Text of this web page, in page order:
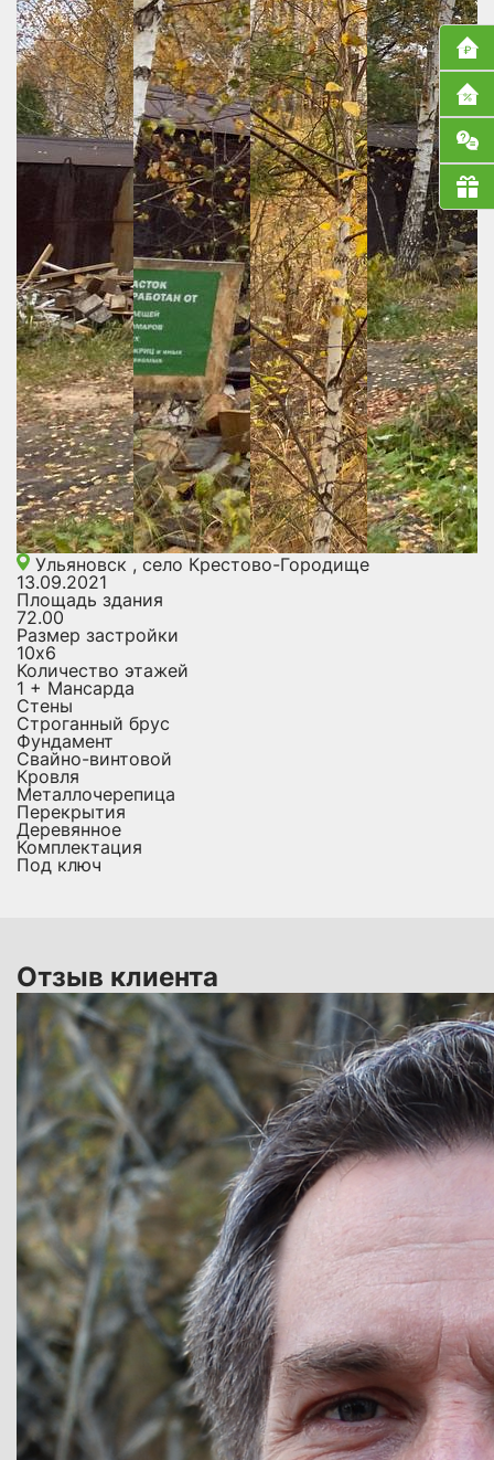
Ульяновск , село Крестово-Городище
13.09.2021
Площадь здания
72.00
Размер застройки
10х6
Количество этажей
1 + Мансарда
Стены
Строганный брус
Фундамент
Свайно-винтовой
Кровля
Металлочерепица
Перекрытия
Деревянное
Комплектация
Под ключ
Отзыв клиента